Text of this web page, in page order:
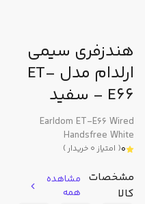
هندزفری سیمی
ارلدام مدل ET-
E66 - سفید
Earldom ET-E66 Wired
Handsfree White
0
( امتیاز 0 خریدار)
مشخصات
کالا
مشاهده
همه